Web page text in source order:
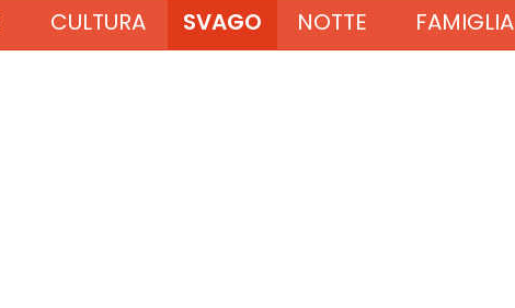
CULTURA SVAGO NOTTE FAMIGLIA